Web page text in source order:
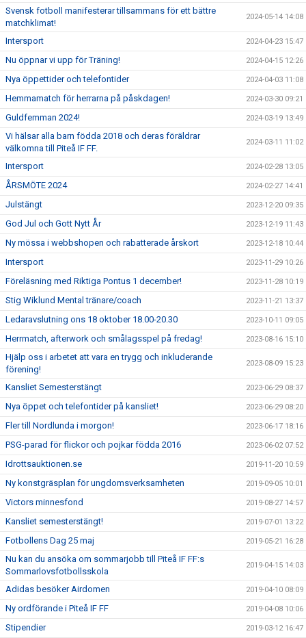
Svensk fotboll manifesterar tillsammans för ett bättre
matchklimat!
2024-05-14 14:08
Intersport 2024-04-23 15:47
Nu öppnar vi upp för Träning! 2024-04-15 12:26
Nya öppettider och telefontider 2024-04-03 11:08
Hemmamatch för herrarna på påskdagen! 2024-03-30 09:21
Guldfemman 2024! 2024-03-19 13:49
Vi hälsar alla barn födda 2018 och deras föräldrar
välkomna till Piteå IF FF.
2024-03-11 11:02
Intersport 2024-02-28 13:05
ÅRSMÖTE 2024 2024-02-27 14:41
Julstängt 2023-12-20 09:35
God Jul och Gott Nytt År 2023-12-19 11:43
Ny mössa i webbshopen och rabatterade årskort 2023-12-18 10:44
Intersport 2023-11-29 10:26
Föreläsning med Riktiga Pontus 1 december! 2023-11-28 10:19
Stig Wiklund Mental tränare/coach 2023-11-21 13:37
Ledaravslutning ons 18 oktober 18.00-20.30 2023-10-11 09:05
Herrmatch, afterwork och smålagsspel på fredag! 2023-08-16 15:10
Hjälp oss i arbetet att vara en trygg och inkluderande
förening!
2023-08-09 15:23
Kansliet Semesterstängt 2023-06-29 08:37
Nya öppet och telefontider på kansliet! 2023-06-29 08:20
Fler till Nordlunda i morgon! 2023-06-17 18:16
PSG-parad för flickor och pojkar födda 2016 2023-06-02 07:52
Idrottsauktionen.se 2019-11-20 10:59
Ny konstgräsplan för ungdomsverksamheten 2019-09-05 10:01
Victors minnesfond 2019-08-27 14:57
Kansliet semesterstängt! 2019-07-01 13:22
Fotbollens Dag 25 maj 2019-05-21 16:28
Nu kan du ansöka om sommarjobb till Piteå IF FF:s
Sommarlovsfotbollsskola
2019-04-15 14:03
Adidas besöker Airdomen 2019-04-10 08:09
Ny ordförande i Piteå IF FF 2019-04-08 10:06
Stipendier 2019-03-12 16:47